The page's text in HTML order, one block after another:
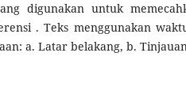
digunakan untuk
. Teks menggunakan
a. Latar belakang, b.